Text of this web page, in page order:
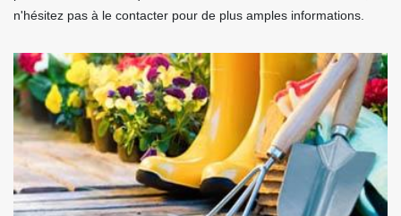
n'hésitez pas à le contacter pour de plus amples informations.